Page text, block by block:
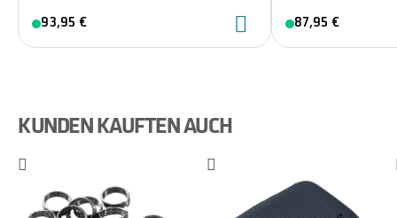
93,95 € 87,95 €
KUNDEN KAUFTEN AUCH